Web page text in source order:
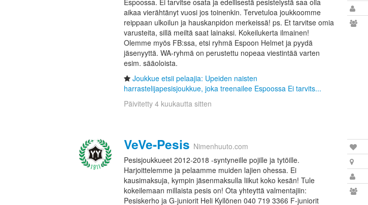
Espoossa. Ei tarvitse osata ja edellisestä pesistelystä saa olla
aikaa vierähtänyt vuosi jos toinenkin. Tervetuloa joukkoomme
reippaan ulkoilun ja hauskanpidon merkeissä! ps. Et tarvitse omia
varusteita, sillä meiltä saat lainaksi. Kokeilukerta ilmainen!
Olemme myös FB:ssa, etsi ryhmä Espoon Helmet ja pyydä
jäsenyyttä. WA-ryhmä on perustettu nopeaa viestintää varten
esim. sääoloista.
Joukkue etsii pelaajia: Upeiden naisten
harrastelijapesisjoukkue, joka treenailee Espoossa Ei tarvits...
Päivitetty 4 kuukautta sitten
VeVe-Pesis Nimenhuuto.com
Pesisjoukkueet 2012-2018 -syntyneille pojille ja tytöille.
Harjoittelemme ja pelaamme muiden lajien ohessa. Ei
kausimaksuja, kympin jäsenmaksulla liikut koko kesän! Tule
kokeilemaan millaista pesis on! Ota yhteyttä valmentajiin:
Pesiskerho ja G-juniorit Heli Kyllönen 040 719 3366 F-juniorit